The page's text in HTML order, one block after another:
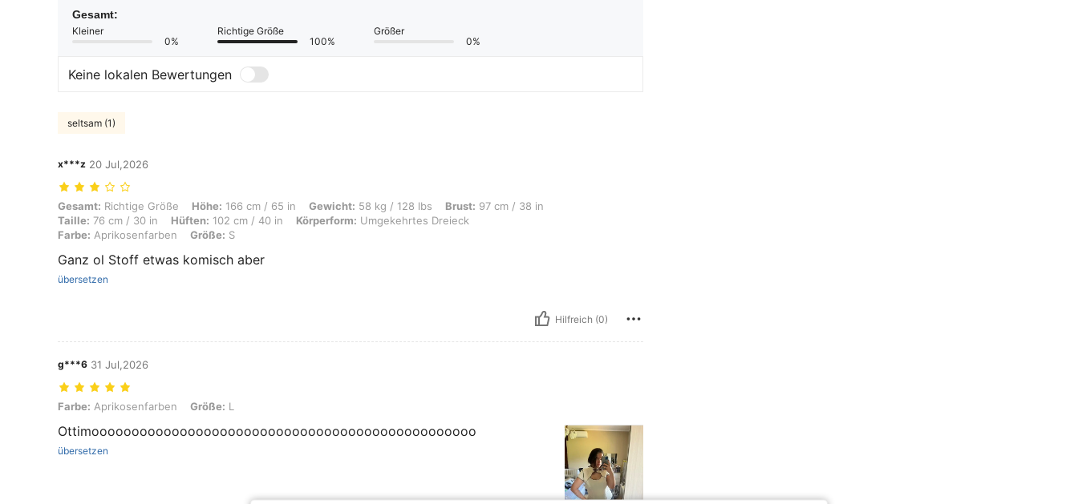
Gesamt:
Kleiner
0%
Richtige Größe
100%
Größer
0%
Keine lokalen Bewertungen
seltsam (1)
x***z 20 Jul,2026
Gesamt: Richtige Größe, Höhe: 166 cm / 65 in, Gewicht: 58 kg / 128 lbs, Brust: 97 cm / 38 in, Taille: 76 cm / 30 in, Hüften: 102 cm / 40 in, Körperform: Umgekehrtes Dreieck, Farbe: Aprikosenfarben, Größe: S
Gesamt: Richtige Größe Höhe: 166 cm / 65 in Gewicht: 58 kg / 128 lbs Brust: 97 cm / 38 in
Taille: 76 cm / 30 in Hüften: 102 cm / 40 in Körperform: Umgekehrtes Dreieck
Farbe: Aprikosenfarben Größe: S
Ganz ol Stoff etwas komisch aber
übersetzen
Hilfreich (0)
g***6 31 Jul,2026
Farbe: Aprikosenfarben, Größe: L
Farbe: Aprikosenfarben Größe: L
Ottimoooooooooooooooooooooooooooooooooooooooooooooooo
übersetzen